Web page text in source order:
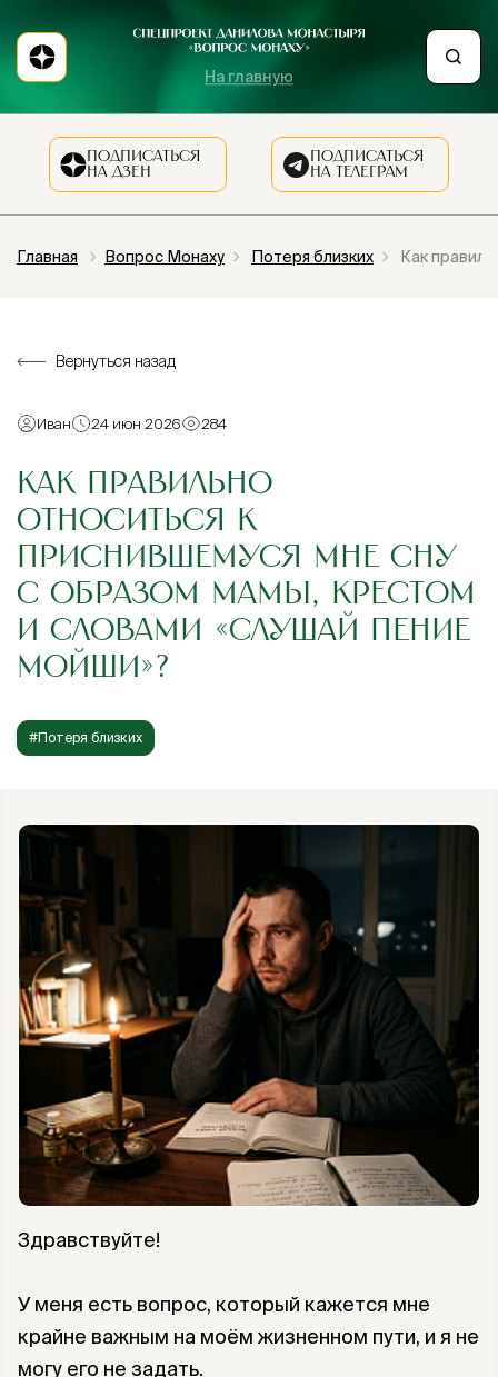
На главную
ПОДПИСАТЬСЯ
НА ДЗЕН
ПОДПИСАТЬСЯ
НА ТЕЛЕГРАМ
Главная Вопрос Монаху Потеря близких Как
Вернуться назад
Иван 24 июн 2026 284
КАК ПРАВИЛЬНО
ОТНОСИТЬСЯ К
ПРИСНИВШЕМУСЯ МНЕ СНУ
С ОБРАЗОМ МАМЫ, КРЕСТОМ
И СЛОВАМИ «СЛУШАЙ ПЕНИЕ
МОЙШИ»?
#Потеря близких
Здравствуйте!
У меня есть вопрос, который кажется мне
крайне важным на моём жизненном пути, и я не
могу его не задать.